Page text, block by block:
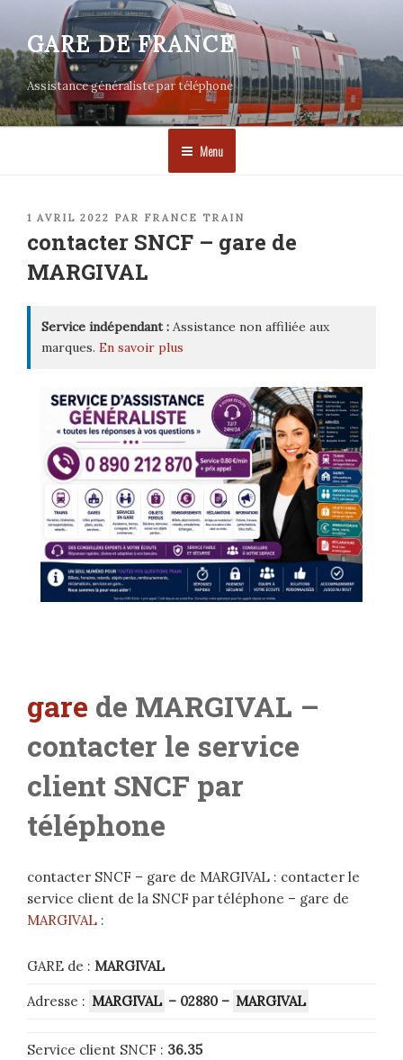
contenu
principal
GARE DE FRANCE
Assistance généraliste par téléphone
Menu
PUBLIÉ
1 AVRIL 2022 PAR FRANCE TRAIN
contacter SNCF – gare de
MARGIVAL
Service indépendant : Assistance non affiliée aux
marques. En savoir plus
gare de MARGIVAL –
contacter le service
client SNCF par
téléphone
contacter SNCF – gare de MARGIVAL : contacter le
service client de la SNCF par téléphone – gare de
MARGIVAL :
GARE de : MARGIVAL
Adresse : MARGIVAL – 02880 – MARGIVAL
Service client SNCF : 36.35